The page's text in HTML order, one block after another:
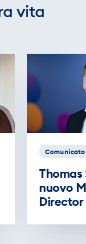
vita
nuovo